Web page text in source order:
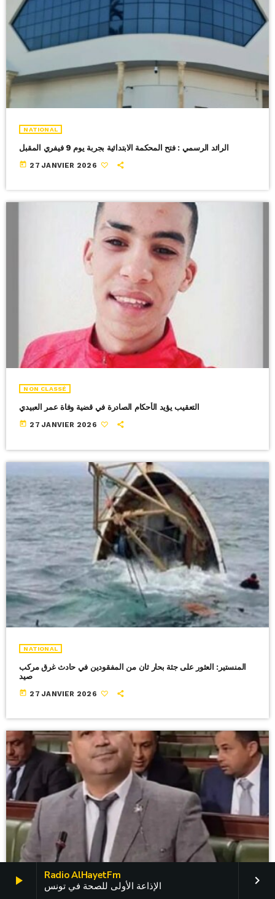
play_arrow
Radio AlHayetFm
الإذاعة الأولى للصحة في تونس
keyboard_arrow_right
NATIONAL
الرائد الرسمي : فتح المحكمة الابتدائية بجربة يوم 9 فيفري المقبل
today 27 JANVIER 2026
NON CLASSÉ
التعقيب يؤيد الأحكام الصادرة في قضية وفاة عمر العبيدي
today 27 JANVIER 2026
NATIONAL
المنستير: العثور على جثة بحار ثان من المفقودين في حادث غرق مركب
صيد
today 27 JANVIER 2026